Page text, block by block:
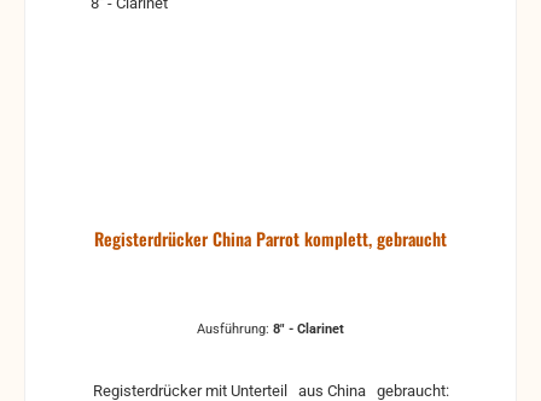
Registerdrücker China Parrot komplett, gebraucht
Ausführung: 8" - Clarinet
Registerdrücker mit Unterteil aus China gebraucht: